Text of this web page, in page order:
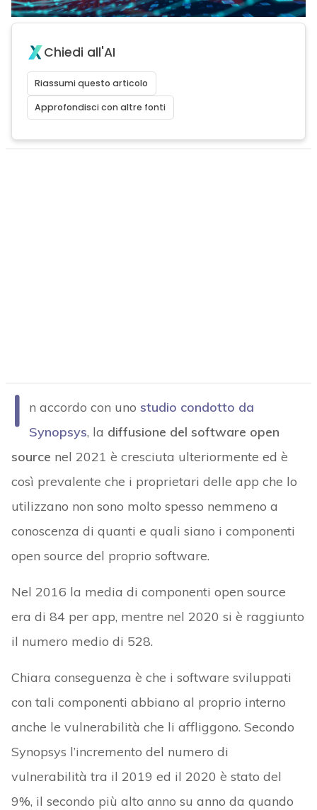
Chiedi all'AI
Riassumi questo articolo
Approfondisci con altre fonti
I n accordo con uno studio condotto da
Synopsys, la diffusione del software open
source nel 2021 è cresciuta ulteriormente ed è
così prevalente che i proprietari delle app che lo
utilizzano non sono molto spesso nemmeno a
conoscenza di quanti e quali siano i componenti
open source del proprio software.
Nel 2016 la media di componenti open source
era di 84 per app, mentre nel 2020 si è raggiunto
il numero medio di 528.
Chiara conseguenza è che i software sviluppati
con tali componenti abbiano al proprio interno
anche le vulnerabilità che li affliggono. Secondo
Synopsys l’incremento del numero di
vulnerabilità tra il 2019 ed il 2020 è stato del
9%, il secondo più alto anno su anno da quando